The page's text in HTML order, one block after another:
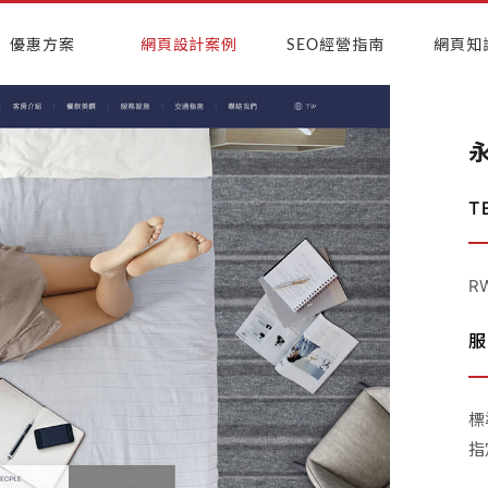
優惠方案 網頁設計案例 SEO經營指南 網頁知